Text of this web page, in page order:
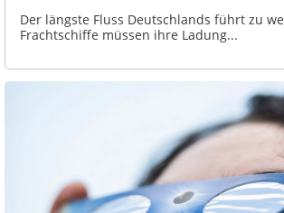
Der längste Fluss Deutschlands führt zu
Frachtschiffe müssen ihre Ladung...